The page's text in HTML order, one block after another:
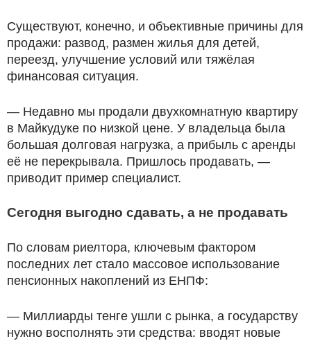
Существуют, конечно, и объективные причины для
продажи: развод, размен жилья для детей,
переезд, улучшение условий или тяжёлая
финансовая ситуация.
— Недавно мы продали двухкомнатную квартиру
в Майкудуке по низкой цене. У владельца была
большая долговая нагрузка, а прибыль с аренды
её не перекрывала. Пришлось продавать, —
приводит пример специалист.
Сегодня выгодно сдавать, а не продавать
По словам риелтора, ключевым фактором
последних лет стало массовое использование
пенсионных накоплений из ЕНПФ:
— Миллиарды тенге ушли с рынка, а государству
нужно восполнять эти средства: вводят новые